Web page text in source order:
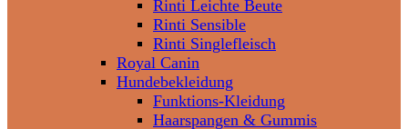
Rinti Leichte Beute
Rinti Sensible
Rinti Singlefleisch
Royal Canin
Hundebekleidung
Funktions-Kleidung
Haarspangen & Gummis